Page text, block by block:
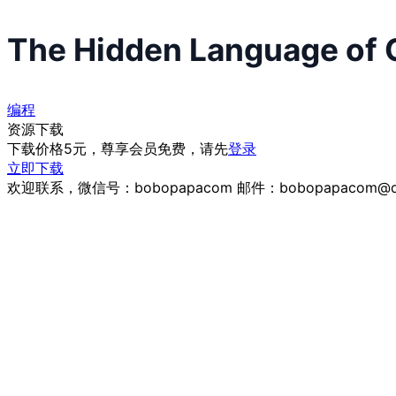
The Hidden Language of
编程
资源下载
下载价格5元，尊享会员免费，请先登录
立即下载
欢迎联系，微信号：bobopapacom 邮件：